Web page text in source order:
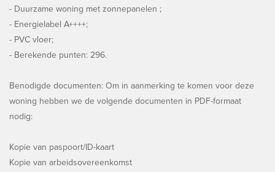
- Duurzame woning met zonnepanelen ;
- Energielabel A++++;
- PVC vloer;
- Berekende punten: 296.
Benodigde documenten: Om in aanmerking te komen voor deze
woning hebben we de volgende documenten in PDF-formaat
nodig:
Kopie van paspoort/ID-kaart
Kopie van arbeidsovereenkomst